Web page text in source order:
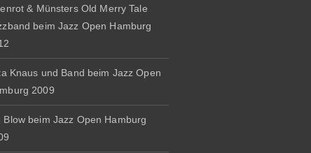
& Münsters Old Merry Tale
beim Jazz Open Hamburg
Knaus und Band beim Jazz Open
2009
Blow beim Jazz Open Hamburg